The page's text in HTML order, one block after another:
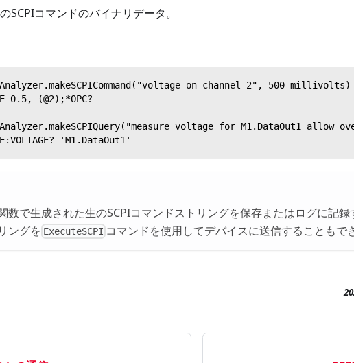
SCPIコマンドのバイナリデータ。
on channel 2", 500 millivolts)
0.5, (@2);*OPC?
voltage for M1.DataOut1 allow
'M1.DataOut1'
数で生成された生のSCPIコマンドストリングを保存またはログに記
ングを ExecuteSCPI コマンドを使用してデバイスに送信することもで